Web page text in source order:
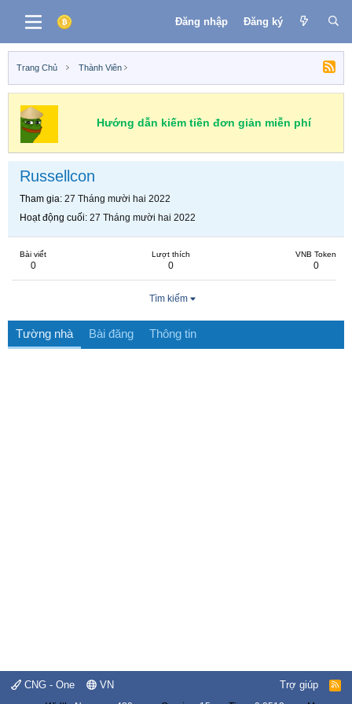
Đăng nhập Đăng ký
Trang Chủ Thành Viên
Hướng dẫn kiếm tiền đơn giản miễn phí
Russellcon
Tham gia 27 Tháng mười hai 2022
Hoạt động cuối 27 Tháng mười hai 2022
Bài viết
0
Lượt thích
0
VNB Token
0
Tìm kiếm
Tường nhà Bài đăng Thông tin
CNG - One VN Trợ giúp
R